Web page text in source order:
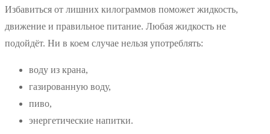
Избавиться от лишних килограммов поможет жидкость,
движение и правильное питание. Любая жидкость не
подойдёт. Ни в коем случае нельзя употреблять:
воду из крана,
газированную воду,
пиво,
энергетические напитки.